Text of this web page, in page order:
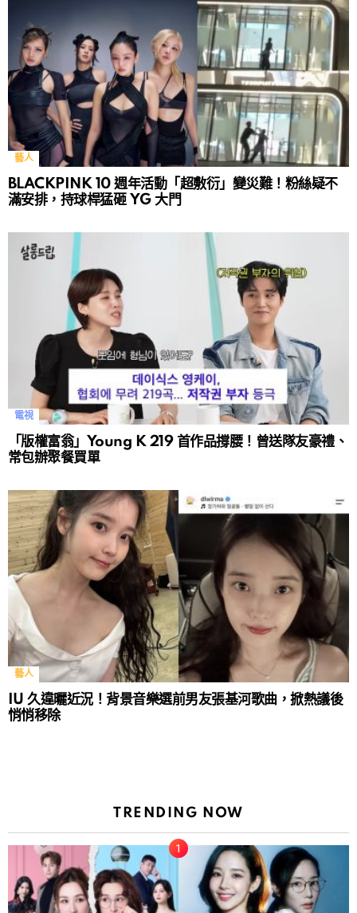
藝人
BLACKPINK 10 週年活動「超敷衍」變災難！粉絲疑不
滿安排，持球桿猛砸 YG 大門
電視
「版權富翁」Young K 219 首作品撐腰！曾送隊友豪禮、
常包辦聚餐買單
藝人
IU 久違曬近況！背景音樂選前男友張基河歌曲，掀熱議後
悄悄移除
TRENDING NOW